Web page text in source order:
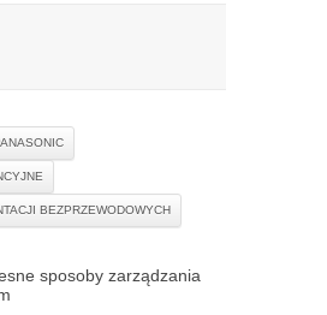
BEZPRZEWODOWYCH
sposoby zarządzania